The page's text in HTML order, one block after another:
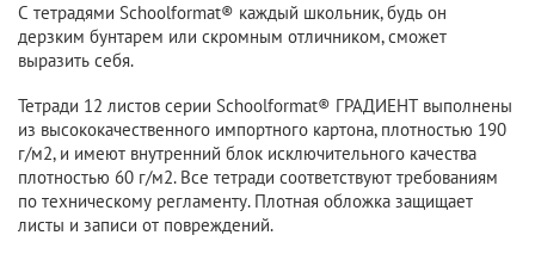
С тетрадями Schoolformat® каждый школьник, будь он
дерзким бунтарем или скромным отличником, сможет
выразить себя.
Тетради 12 листов серии Schoolformat® ГРАДИЕНТ выполнены
из высококачественного импортного картона, плотностью 190
г/м2, и имеют внутренний блок исключительного качества
плотностью 60 г/м2. Все тетради соответствуют требованиям
по техническому регламенту. Плотная обложка защищает
листы и записи от повреждений.